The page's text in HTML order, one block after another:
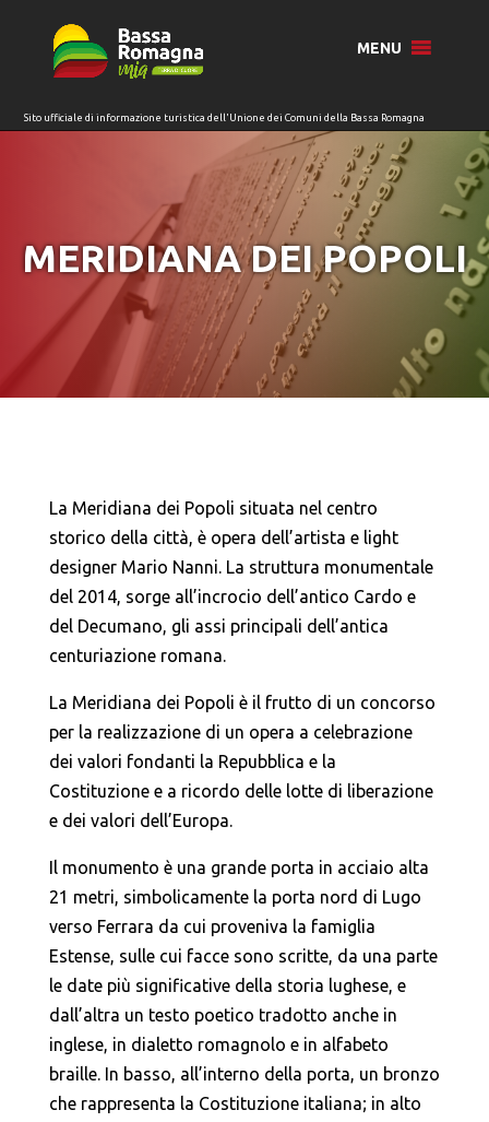
MENU
MERIDIANA DEI POPOLI
La Meridiana dei Popoli situata nel centro
storico della città, è opera dell’artista e light
designer Mario Nanni. La struttura monumentale
del 2014, sorge all’incrocio dell’antico Cardo e
del Decumano, gli assi principali dell’antica
centuriazione romana.
La Meridiana dei Popoli è il frutto di un concorso
per la realizzazione di un opera a celebrazione
dei valori fondanti la Repubblica e la
Costituzione e a ricordo delle lotte di liberazione
e dei valori dell’Europa.
Il monumento è una grande porta in acciaio alta
21 metri, simbolicamente la porta nord di Lugo
verso Ferrara da cui proveniva la famiglia
Estense, sulle cui facce sono scritte, da una parte
le date più significative della storia lughese, e
dall’altra un testo poetico tradotto anche in
inglese, in dialetto romagnolo e in alfabeto
braille. In basso, all’interno della porta, un bronzo
che rappresenta la Costituzione italiana; in alto